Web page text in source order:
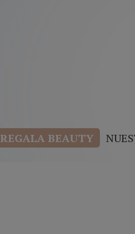
REGALA BEAUTY